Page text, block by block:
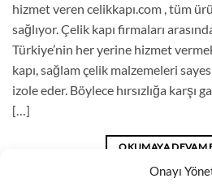
Onayı
hizmet veren celikkapı.com , tüm
sağlıyor. Çelik kapı firmaları
Türkiye’nin her yerine hizmet
kapı, sağlam çelik malzemeleri
izole eder. Böylece hırsızlığa karşı
[…]
OKUMAYA DEVAM